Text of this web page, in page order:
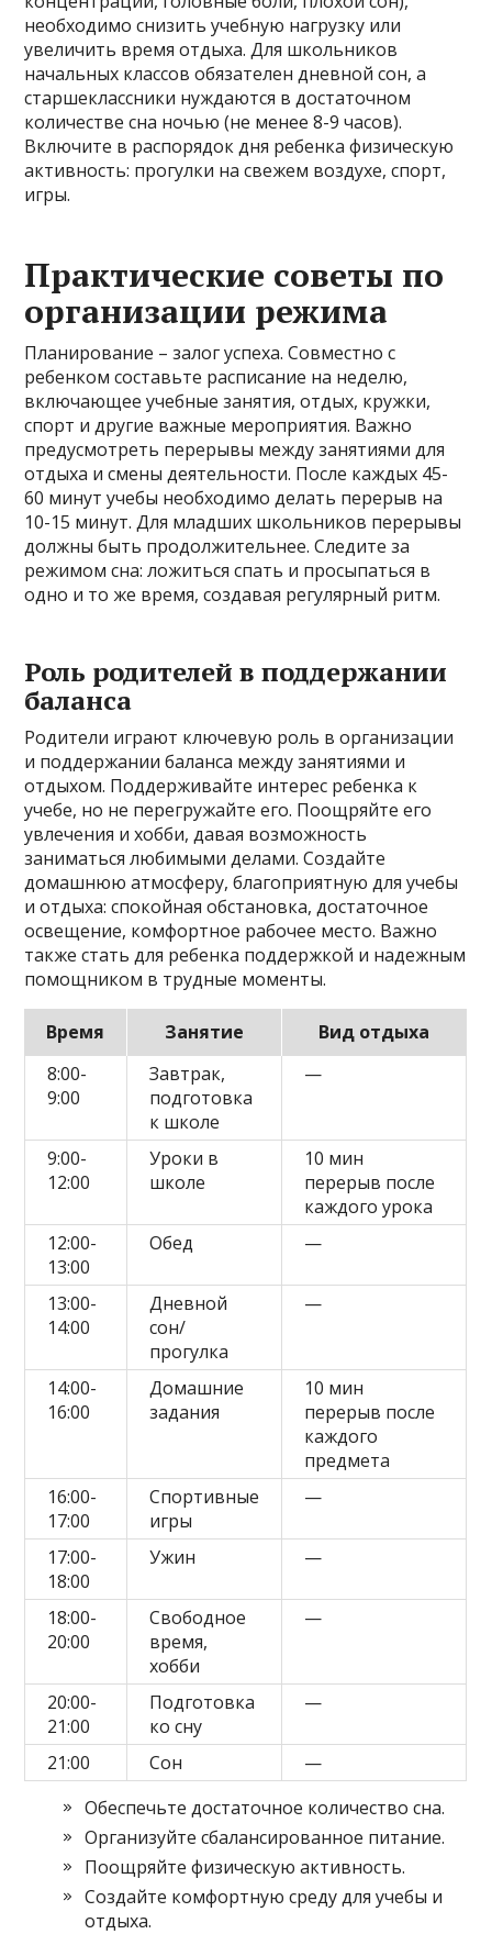
необходимо снизить учебную нагрузку или
увеличить время отдыха. Для школьников
начальных классов обязателен дневной сон, а
старшеклассники нуждаются в достаточном
количестве сна ночью (не менее 8-9 часов).
Включите в распорядок дня ребенка физическую
активность: прогулки на свежем воздухе, спорт,
игры.
Практические советы по
организации режима
Планирование – залог успеха. Совместно с
ребенком составьте расписание на неделю,
включающее учебные занятия, отдых, кружки,
спорт и другие важные мероприятия. Важно
предусмотреть перерывы между занятиями для
отдыха и смены деятельности. После каждых 45-
60 минут учебы необходимо делать перерыв на
10-15 минут. Для младших школьников перерывы
должны быть продолжительнее. Следите за
режимом сна: ложиться спать и просыпаться в
одно и то же время, создавая регулярный ритм.
Роль родителей в поддержании
баланса
Родители играют ключевую роль в организации
и поддержании баланса между занятиями и
отдыхом. Поддерживайте интерес ребенка к
учебе, но не перегружайте его. Поощряйте его
увлечения и хобби, давая возможность
заниматься любимыми делами. Создайте
домашнюю атмосферу, благоприятную для учебы
и отдыха: спокойная обстановка, достаточное
освещение, комфортное рабочее место. Важно
также стать для ребенка поддержкой и надежным
помощником в трудные моменты.
Время Занятие
Вид отдыха
8:00-
9:00
Завтрак,
подготовка
к школе
—
9:00-
12:00
Уроки в
школе
10 мин
перерыв после
каждого урока
12:00-
13:00
Обед —
13:00-
14:00
Дневной
сон/
прогулка
—
14:00-
16:00
Домашние
задания
10 мин
перерыв после
каждого
предмета
16:00-
17:00
Спортивные
игры
—
17:00-
18:00
Ужин —
18:00-
20:00
Свободное
время,
хобби
—
20:00-
21:00
Подготовка
ко сну
—
21:00 Сон
—
Обеспечьте достаточное количество сна.
Организуйте сбалансированное питание.
Поощряйте физическую активность.
Создайте комфортную среду для учебы и
отдыха.